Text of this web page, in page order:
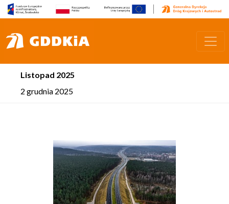
Listopad 2025
2 grudnia 2025